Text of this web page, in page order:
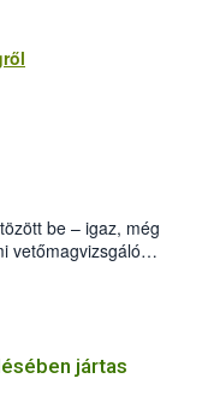
be – igaz, még
vetőmagvizsgáló
Czigler Győző által
jártas